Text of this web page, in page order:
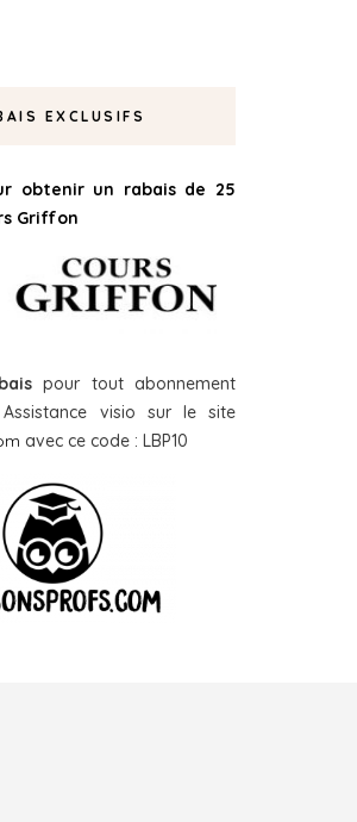
EXCLUSIFS
obtenir un rabais de 25
Griffon
pour tout abonnement
visio sur le site
avec ce code : LBP10